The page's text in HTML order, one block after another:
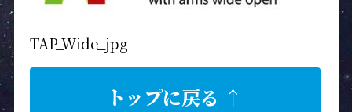
TAP_Wide_jpg
トップに戻る ↑